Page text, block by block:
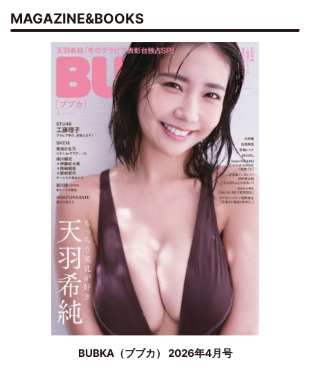
MAGAZINE&BOOKS
BUBKA（ブブカ） 2026年4月号